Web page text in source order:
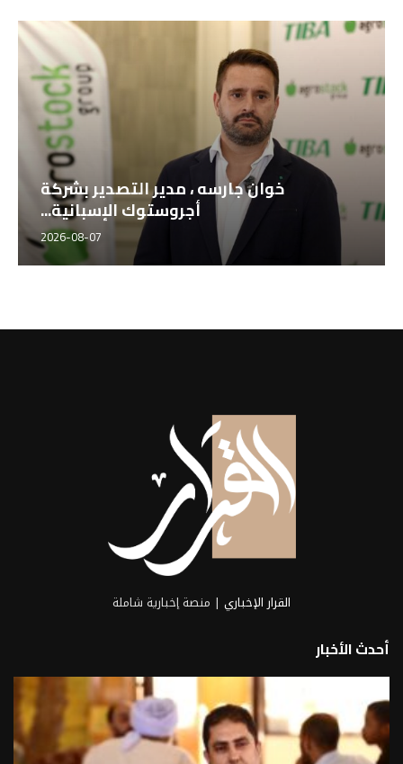
خوان جارسه ، مدير التصدير بشركة
أجروستوك الإسبانية...
2026-08-07
القرار الإخباري | منصة إخبارية شاملة
أحدث الأخبار